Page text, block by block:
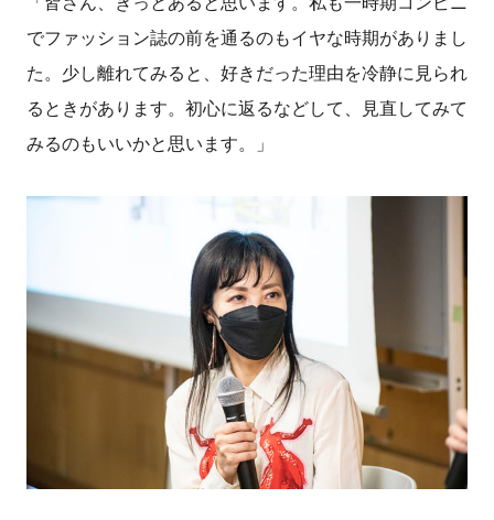
でファッション誌の前を通るのもイヤな時期がありまし
た。少し離れてみると、好きだった理由を冷静に見られ
るときがあります。初心に返るなどして、見直してみて
みるのもいいかと思います。」